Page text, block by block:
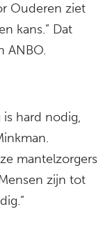
Ouderen ziet
kans.” Dat
ANBO.
hard nodig,
mantelzorgers
zijn tot